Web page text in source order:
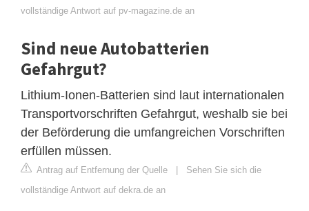
vollständige Antwort auf pv-magazine.de an
Sind neue Autobatterien
Gefahrgut?
Lithium-Ionen-Batterien sind laut internationalen
Transportvorschriften Gefahrgut, weshalb sie bei
der Beförderung die umfangreichen Vorschriften
erfüllen müssen.
Antrag auf Entfernung der Quelle
Sehen Sie sich die
vollständige Antwort auf dekra.de an